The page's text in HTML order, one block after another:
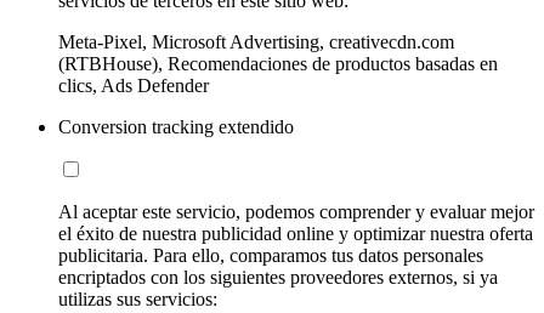
Meta-Pixel, Microsoft Advertising, creativecdn.com
(RTBHouse), Recomendaciones de productos basadas en
clics, Ads Defender
Conversion tracking extendido
Al aceptar este servicio, podemos comprender y evaluar mejor
el éxito de nuestra publicidad online y optimizar nuestra oferta
publicitaria. Para ello, comparamos tus datos personales
encriptados con los siguientes proveedores externos, si ya
utilizas sus servicios: